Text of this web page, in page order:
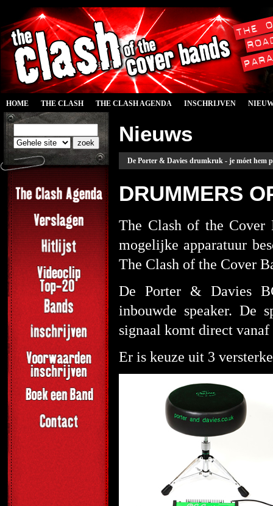
HOME THE CLASH THE CLASH AGENDA INSCHRIJVEN
Nieuws
De Porter & Davies drumkruk - je móet hem
DRUMMERS
The Clash of the Cover
mogelijke apparatuur
The Clash of the Cover
De Porter & Davies
inbouwde speaker. De
signaal komt direct
Er is keuze uit 3